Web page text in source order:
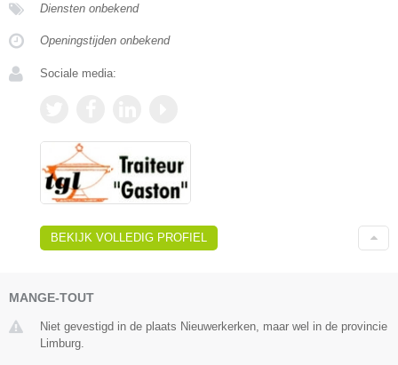
Diensten onbekend
Openingstijden onbekend
Sociale media:
BEKIJK VOLLEDIG PROFIEL
MANGE-TOUT
Niet gevestigd in de plaats Nieuwerkerken, maar wel in de provincie
Limburg.